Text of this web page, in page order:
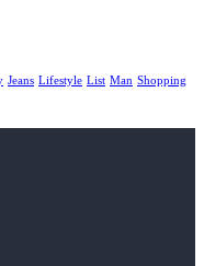
Jeans Lifestyle List Man Shopping